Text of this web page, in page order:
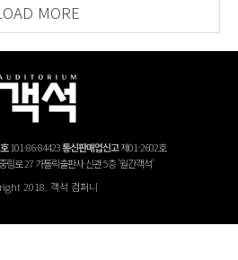
MORE
101-86-84423통신판매업신고제01-2602호
림로 27 가톨릭출판사 신관 5층 '월간객석'
2018. 객석 컴퍼니